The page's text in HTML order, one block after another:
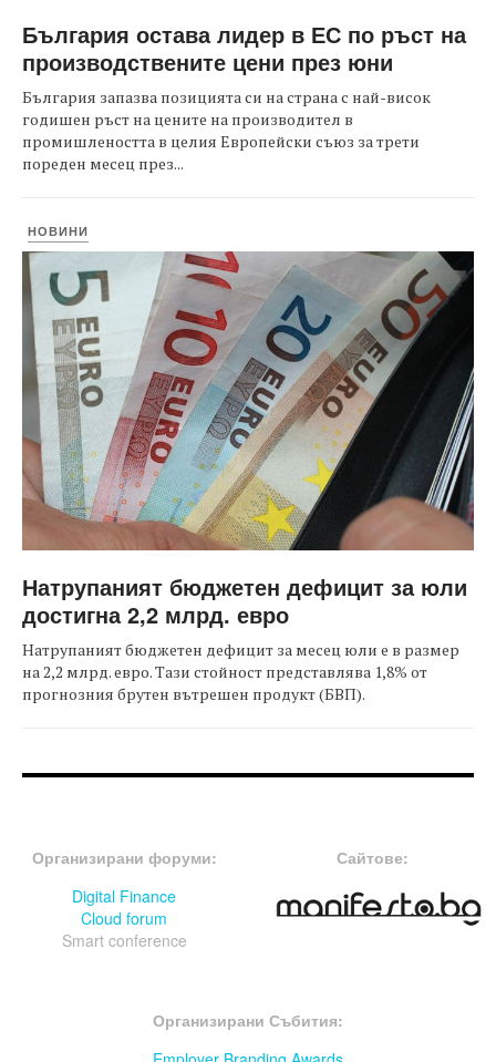
България остава лидер в ЕС по ръст на
производствените цени през юни
България запазва позицията си на страна с най-висок
годишен ръст на цените на производител в
промишлеността в целия Европейски съюз за трети
пореден месец през...
НОВИНИ
Натрупаният бюджетен дефицит за юли
достигна 2,2 млрд. евро
Натрупаният бюджетен дефицит за месец юли е в размер
на 2,2 млрд. евро. Тази стойност представлява 1,8% от
прогнозния брутен вътрешен продукт (БВП).
Организирани форуми:
Digital Finance
Cloud forum
Smart conference
Сайтове:
Организирани Събития: